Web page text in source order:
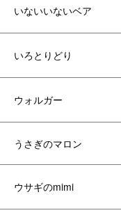
いないいないベア
いろとりどり
ウォルガー
うさぎのマロン
ウサギのmimi